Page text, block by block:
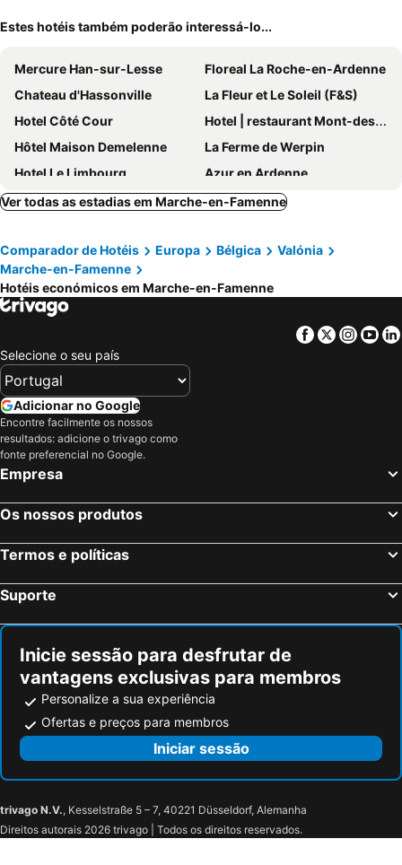
Estes hotéis também poderão interessá-lo...
Mercure Han-sur-Lesse
Floreal La Roche-en-Ardenne
Chateau d'Hassonville
La Fleur et Le Soleil (F&S)
Hotel Côté Cour
Hotel | restaurant Mont-des-Pins
Hôtel Maison Demelenne
La Ferme de Werpin
Hotel Le Limbourg
Azur en Ardenne
Hotel Quartier Latin
Hotel Le Manoir
Golf Hôtel Five Nations
Hotel - La Grande Cure
Hostellerie Relais de l'Ourthe
Tropical Hotel
Hotel LEA - Maison Caerdinael
Hotel Victoria
Au lit des Ours
Le Liège
Ver todas as estadias em Marche-en-Famenne
Comparador de Hotéis Europa Bélgica
Valónia
Marche-en-Famenne
Hotéis económicos em Marche-en-Famenne
Facebook
Twitter
Selecione o seu país
Adicionar no Google
Encontre facilmente os nossos
resultados: adicione o trivago como
fonte preferencial no Google.
Empresa
Os nossos produtos
Termos e políticas
Suporte
Inicie sessão para desfrutar de
vantagens exclusivas para membros
Personalize a sua experiência
Ofertas e preços para membros
Iniciar sessão
trivago N.V., Kesselstraße 5 – 7, 40221 Düsseldorf, Alemanha
Direitos autorais 2026 trivago | Todos os direitos reservados.